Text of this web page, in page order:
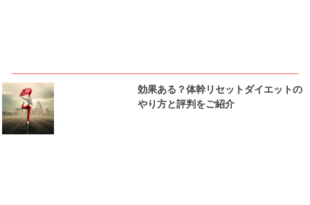
効果ある？体幹リセットダイエットの
やり方と評判をご紹介